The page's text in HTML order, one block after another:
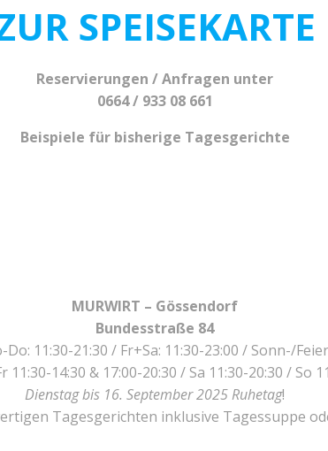
SPEISEKARTE
Reservierungen / Anfragen unter
0664 / 933 08 661
Beispiele für bisherige Tagesgerichte
MURWIRT – Gössendorf
Bundesstraße 84
11:30-21:30 / Fr+Sa: 11:30-23:00 / Sonn-/
11:30-14:30 & 17:00-20:30 / Sa 11:30-20:30 / So
Dienstag bis 16. September 2025 Ruhetag!
Tagesgerichten inklusive Tagessuppe